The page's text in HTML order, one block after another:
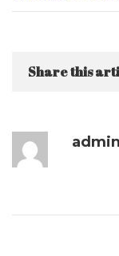
Share this
admin